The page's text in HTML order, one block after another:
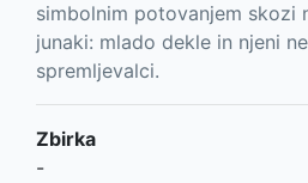
simbolnim potovanjem skozi
junaki: mlado dekle in njeni
spremljevalci.
Zbirka
-